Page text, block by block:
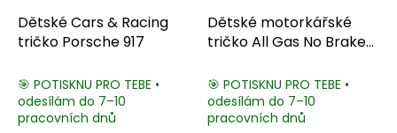
Dětské Cars & Racing
tričko Porsche 917
🎯 POTISKNU PRO TEBE •
odesílám do 7–10
pracovních dnů
Dětské motorkářské
tričko All Gas No Brakes
🎯 POTISKNU PRO TEBE •
odesílám do 7–10
pracovních dnů